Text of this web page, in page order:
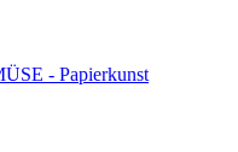
- Papierkunst